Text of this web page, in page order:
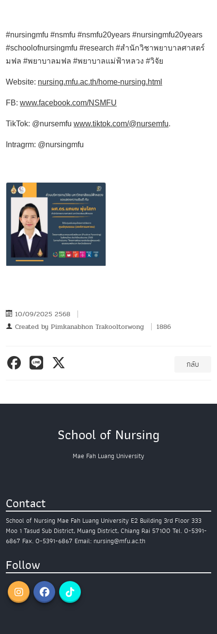
#nursingmfu #nsmfu #nsmfu20years #nursingmfu20years
#schoolofnursingmfu #research #สำนักวิชาพยาบาลศาสตร์
มฟล #พยาบาลมฟล #พยาบาลแม่ฟ้าหลวง #วิจัย
Website: nursing.mfu.ac.th/home-nursing.html
FB: www.facebook.com/NSMFU
TikTok: @nursemfu www.tiktok.com/@nursemfu.
Intragrm: @nursingmfu
10/09/2025 2568
Created by Pimkanabhon Trakooltorwong 1886
กลับ
School of Nursing
Mae Fah Luang University
Contact
School of Nursing Mae Fah Luang University E2 Building 3rd Floor 333
Moo 1 Tasud Sub District, Muang District, Chiang Rai 57100 Tel. 0-5391-
6867 Fax. 0-5391-6867 Email: nursing@mfu.ac.th
Follow